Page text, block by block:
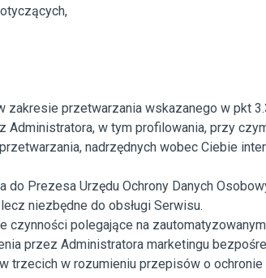
zakresie przetwarzania wskazanego w pkt
w tym profilowania, przy
nadrzędnych wobec Ciebie
do Prezesa Urzędu Ochrony Danych
niezbędne do obsługi Serwisu.
czynności polegające na
przez Administratora marketingu
trzecich w rozumieniu przepisów o